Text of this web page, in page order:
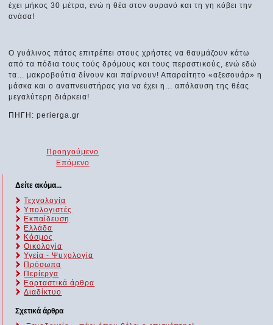
έχει μήκος 30 μέτρα, ενώ η θέα στον ουρανό και τη γη κόβει την
ανάσα!
Ο γυάλινος πάτος επιτρέπει στους χρήστες να θαυμάζουν κάτω
από τα πόδια τους τούς δρόμους και τους περαστικούς, ενώ εδώ
τα... μακροβούτια δίνουν και παίρνουν! Απαραίτητο «αξεσουάρ» η
μάσκα και ο αναπνευστήρας για να έχει η... απόλαυση της θέας
μεγαλύτερη διάρκεια!
ΠΗΓΗ: perierga.gr
Προηγούμενο
Επόμενο
Δείτε ακόμα...
Τεχνολογία
Υπολογιστές
Εκπαίδευση
Ελλάδα
Κόσμος
Οικολογία
Υγεία - Ψυχολογία
Πρόσωπα
Περίεργα
Εορταστικά άρθρα
Διαδίκτυο
Σχετικά άρθρα